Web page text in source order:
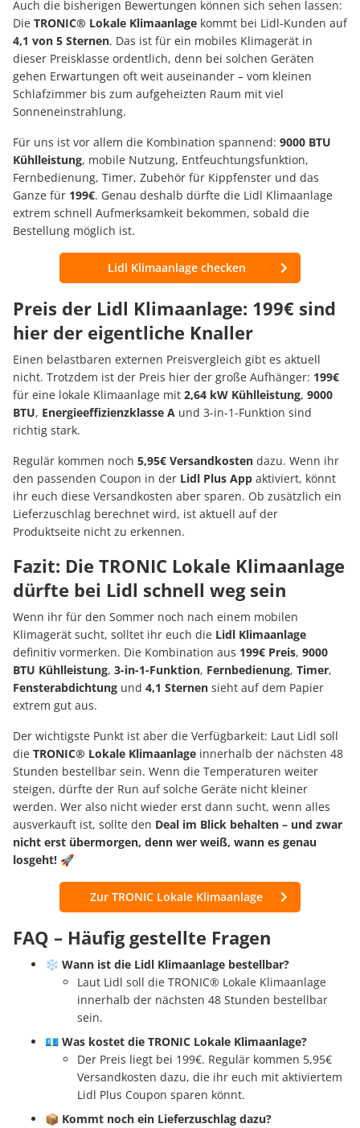
Auch die bisherigen Bewertungen können sich sehen lassen:
Die TRONIC® Lokale Klimaanlage kommt bei Lidl-Kunden auf
4,1 von 5 Sternen. Das ist für ein mobiles Klimagerät in
dieser Preisklasse ordentlich, denn bei solchen Geräten
gehen Erwartungen oft weit auseinander – vom kleinen
Schlafzimmer bis zum aufgeheizten Raum mit viel
Sonneneinstrahlung.
Für uns ist vor allem die Kombination spannend: 9000 BTU
Kühlleistung, mobile Nutzung, Entfeuchtungsfunktion,
Fernbedienung, Timer, Zubehör für Kippfenster und das
Ganze für 199€. Genau deshalb dürfte die Lidl Klimaanlage
extrem schnell Aufmerksamkeit bekommen, sobald die
Bestellung möglich ist.
Lidl Klimaanlage checken
Preis der Lidl Klimaanlage: 199€ sind
hier der eigentliche Knaller
Einen belastbaren externen Preisvergleich gibt es aktuell
nicht. Trotzdem ist der Preis hier der große Aufhänger: 199€
für eine lokale Klimaanlage mit 2,64 kW Kühlleistung, 9000
BTU, Energieeffizienzklasse A und 3-in-1-Funktion sind
richtig stark.
Regulär kommen noch 5,95€ Versandkosten dazu. Wenn ihr
den passenden Coupon in der Lidl Plus App aktiviert, könnt
ihr euch diese Versandkosten aber sparen. Ob zusätzlich ein
Lieferzuschlag berechnet wird, ist aktuell auf der
Produktseite nicht zu erkennen.
Fazit: Die TRONIC Lokale Klimaanlage
dürfte bei Lidl schnell weg sein
Wenn ihr für den Sommer noch nach einem mobilen
Klimagerät sucht, solltet ihr euch die Lidl Klimaanlage
definitiv vormerken. Die Kombination aus 199€ Preis, 9000
BTU Kühlleistung, 3-in-1-Funktion, Fernbedienung, Timer,
Fensterabdichtung und 4,1 Sternen sieht auf dem Papier
extrem gut aus.
Der wichtigste Punkt ist aber die Verfügbarkeit: Laut Lidl soll
die TRONIC® Lokale Klimaanlage innerhalb der nächsten 48
Stunden bestellbar sein. Wenn die Temperaturen weiter
steigen, dürfte der Run auf solche Geräte nicht kleiner
werden. Wer also nicht wieder erst dann sucht, wenn alles
ausverkauft ist, sollte den Deal im Blick behalten – und zwar
nicht erst übermorgen, denn wer weiß, wann es genau
losgeht! 🚀
Zur TRONIC Lokale Klimaanlage
FAQ – Häufig gestellte Fragen
❄️ Wann ist die Lidl Klimaanlage bestellbar?
Laut Lidl soll die TRONIC® Lokale Klimaanlage
innerhalb der nächsten 48 Stunden bestellbar
sein.
💶 Was kostet die TRONIC Lokale Klimaanlage?
Der Preis liegt bei 199€. Regulär kommen 5,95€
Versandkosten dazu, die ihr euch mit aktiviertem
Lidl Plus Coupon sparen könnt.
📦 Kommt noch ein Lieferzuschlag dazu?